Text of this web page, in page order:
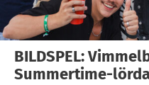
BILDSPEL:
Summertime-